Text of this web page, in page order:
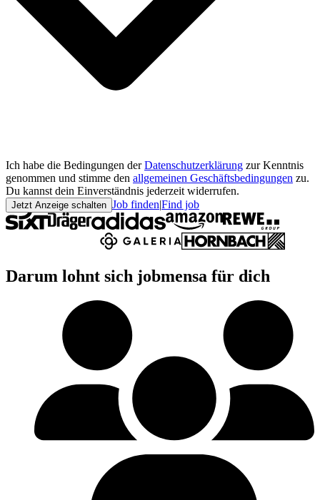
Ich habe die Bedingungen der Datenschutzerklärung zur Kenntnis
genommen und stimme den allgemeinen Geschäftsbedingungen zu.
Du kannst dein Einverständnis jederzeit widerrufen.
Jetzt Anzeige schalten Job finden|Find job
Darum lohnt sich jobmensa für dich